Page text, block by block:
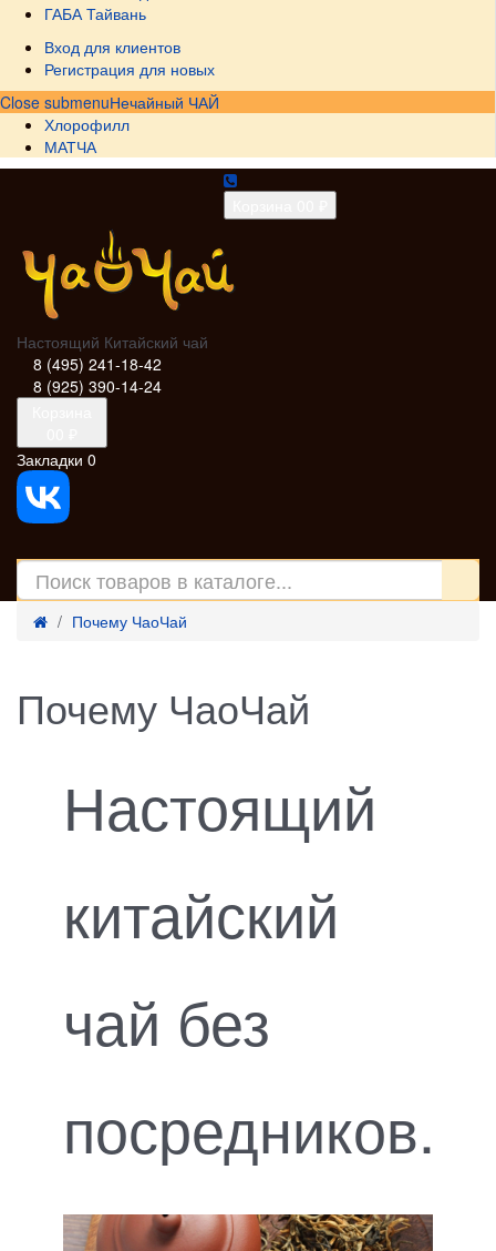
ГАБА Тайвань
Вход для клиентов
Регистрация для новых
Close submenuНечайный ЧАЙ
Хлорофилл
МАТЧА
Настоящий Китайский чай
8 (495) 241-18-42
8 (925) 390-14-24
Закладки 0
Почему ЧаоЧай
Почему ЧаоЧай
Настоящий
китайский
чай без
посредников.